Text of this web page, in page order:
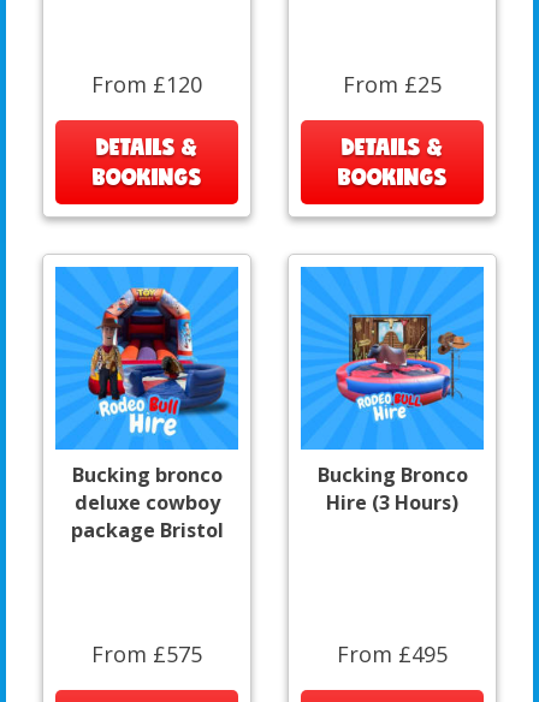
From £120
DETAILS &
BOOKINGS
From £25
DETAILS &
BOOKINGS
Bucking bronco
deluxe cowboy
package Bristol
From £575
Bucking Bronco
Hire (3 Hours)
From £495